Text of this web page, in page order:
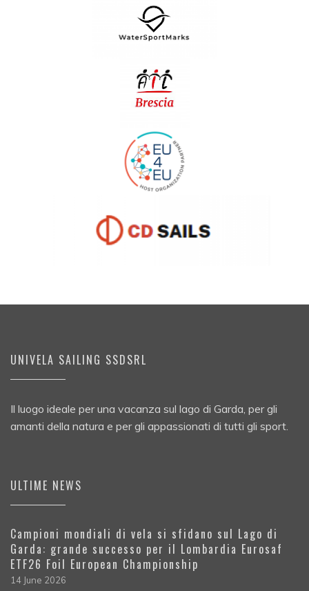
UNIVELA SAILING SSDSRL
Il luogo ideale per una vacanza sul lago di Garda, per gli
amanti della natura e per gli appassionati di tutti gli sport.
ULTIME NEWS
Campioni mondiali di vela si sfidano sul Lago di
Garda: grande successo per il Lombardia Eurosaf
ETF26 Foil European Championship
14 June 2026